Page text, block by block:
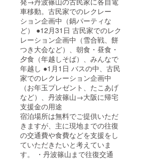
車移動。古民家でのレクレー
ション企画中（鍋パーティな
ど） ●12月31日 古民家でのレク
レーション企画中（雪合戦、餅
つき大会など）、朝食・昼食・
夕食（年越しそば）、みんなで
年越し ●1月1日 バスの中、古民
家でのレクレーション企画中
（お年玉プレゼント、たこあげ
など）、丹波篠山→大阪に帰宅
支援金の用途
宿泊場所は無料でご提供いただ
きますが、主に現地までの往復
の交通費や食費などを支援をし
ていただきたいと考えていま
す。 ・丹波篠山まで往復交通